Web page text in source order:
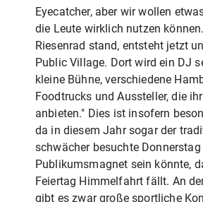
Eyecatcher, aber wir wollen
die Leute wirklich nutzen
Riesenrad stand, entsteht jetzt
Public Village. Dort wird ein DJ
kleine Bühne, verschiedene
Foodtrucks und Aussteller, die
anbieten." Dies ist insofern
da in diesem Jahr sogar der
schwächer besuchte Donnerstag
Publikumsmagnet sein könnte,
Feiertag Himmelfahrt fällt. An
gibt es zwar große sportliche